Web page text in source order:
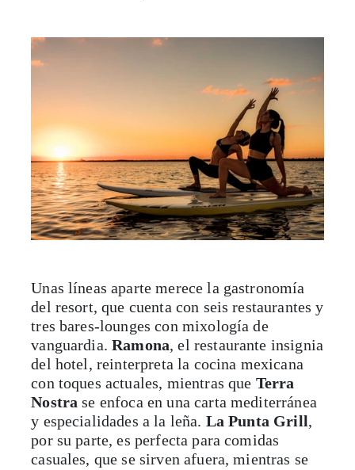
Unas líneas aparte merece la gastronomía
del resort, que cuenta con seis restaurantes y
tres bares-lounges con mixología de
vanguardia.Ramona, el restaurante insignia
del hotel, reinterpreta la cocina mexicana
con toques actuales, mientras que Terra
Nostra se enfoca en una carta mediterránea
y especialidades a la leña. La Punta Grill,
por su parte, es perfecta para comidas
casuales, que se sirven afuera, mientras se